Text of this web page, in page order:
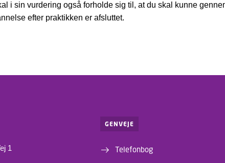
i sin vurdering også forholde sig til, at du skal kunne
efter praktikken er afsluttet.
1
GENVEJE
Telefonbog